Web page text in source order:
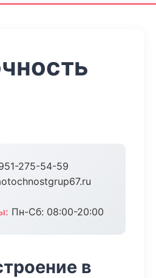
275-54-59
Пн-Сб: 08:00-20:00
в